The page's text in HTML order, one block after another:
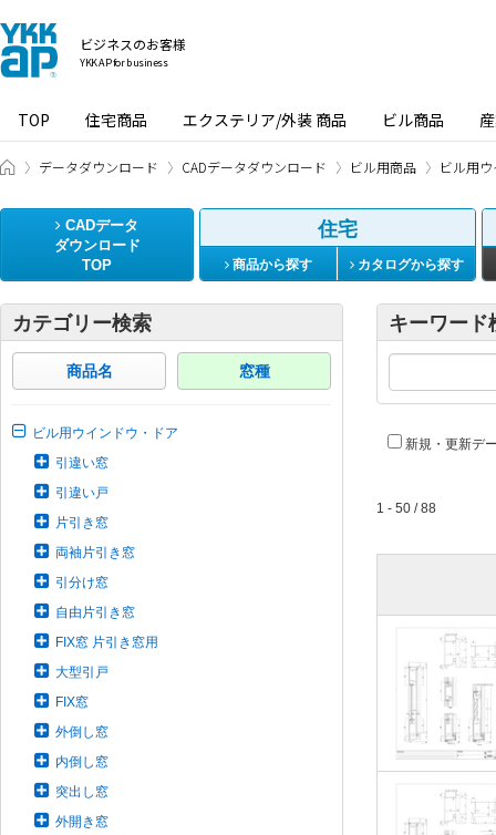
ビジネスのお客様
YKK AP for business
TOP 住宅商品 エクステリア/外装 商品 ビル商品
ビジネスのお客様 HOME
データダウンロード CADデータダウンロード ビル用商品 ビル用
CADデータ
ダウンロード
TOP
住宅
商品から探す カタログから探す
カテゴリー検索
商品名 窓種
ビル用ウインドウ・ドア
引違い窓
引違い戸
片引き窓
両袖片引き窓
引分け窓
自由片引き窓
FIX窓 片引き窓用
大型引戸
FIX窓
外倒し窓
内倒し窓
突出し窓
外開き窓
キーワード
新規・更新デ
1 - 50 / 88